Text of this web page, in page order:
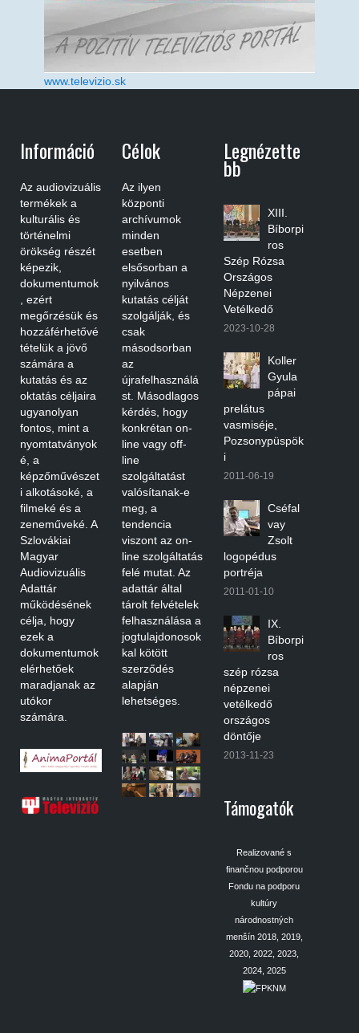
www.televizio.sk
Információ
Az audiovizuális
termékek a
kulturális és
történelmi
örökség részét
képezik,
dokumentumok
, ezért
megőrzésük és
hozzáférhetővé
tételük a jövő
számára a
kutatás és az
oktatás céljaira
ugyanolyan
fontos, mint a
nyomtatványok
é, a
képzőművészet
i alkotásoké, a
filmeké és a
zeneműveké. A
Szlovákiai
Magyar
Audiovizuális
Adattár
működésének
célja, hogy
ezek a
dokumentumok
elérhetőek
maradjanak az
utókor
számára.
Célok
Az ilyen
központi
archívumok
minden
esetben
elsősorban a
nyilvános
kutatás célját
szolgálják, és
csak
másodsorban
az
újrafelhasználá
st. Másodlagos
kérdés, hogy
konkrétan on-
line vagy off-
line
szolgáltatást
valósítanak-e
meg, a
tendencia
viszont az on-
line szolgáltatás
felé mutat. Az
adattár által
tárolt felvételek
felhasználása a
jogtulajdonosok
kal kötött
szerződés
alapján
lehetséges.
Legnézette
Bb
XIII.
Bíborpi
ros
Szép Rózsa
Országos
Népzenei
Vetélkedő
2023-10-28
Koller
Gyula
pápai
prelátus
vasmiséje,
Pozsonypüspök
i
2011-06-19
Cséfal
vay
Zsolt
logopédus
portréja
2011-01-10
IX.
Bíborpi
ros
szép rózsa
népzenei
vetélkedő
országos
döntője
2013-11-23
Támogatók
Realizované s
finančnou podporou
Fondu na podporu
kultúry
národnostných
menšín 2018, 2019,
2020, 2022, 2023,
2024, 2025